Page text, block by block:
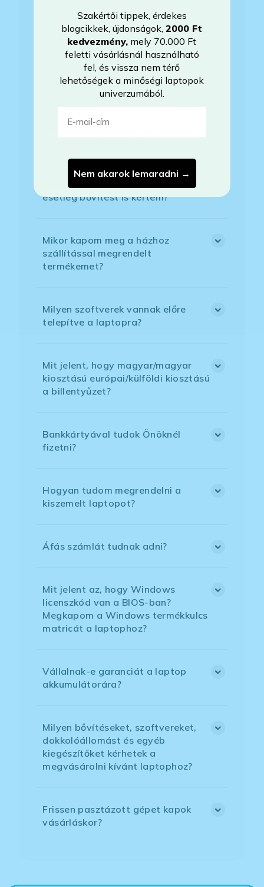
Mire vonatkozik a garancia?
Milyen akkumulátorállapotra
számíthatok?
Mikor lesz készleten a laptop, ha
jelenleg nem elérhető?
Mikor vehetem át a rendelésem, ha
esetleg bővítést is kértem?
Mikor kapom meg a házhoz
szállítással megrendelt
termékemet?
Milyen szoftverek vannak előre
telepítve a laptopra?
Mit jelent, hogy magyar/magyar
kiosztású európai/külföldi kiosztású
a billentyűzet?
Bankkártyával tudok Önöknél
fizetni?
Hogyan tudom megrendelni a
kiszemelt laptopot?
Áfás számlát tudnak adni?
Mit jelent az, hogy Windows
licenszkód van a BIOS-ban?
Megkapom a Windows termékkulcs
matricát a laptophoz?
Vállalnak-e garanciát a laptop
akkumulátorára?
Milyen bővítéseket, szoftvereket,
dokkolóállomást és egyéb
kiegészítőket kérhetek a
megvásárolni kívánt laptophoz?
Frissen pasztázott gépet kapok
vásárláskor?
Szakértői tippek, érdekes
blogcikkek, újdonságok,2000 Ft
kedvezmény, mely 70.000 Ft
feletti vásárlásnál használható
fel, és vissza nem térő
lehetőségek a minőségi laptopok
univerzumából.
Nem akarok lemaradni →